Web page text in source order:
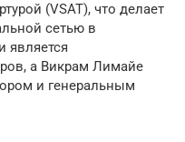
(VSAT), что делает
сетью в
является
а Викрам Лимайе
и генеральным